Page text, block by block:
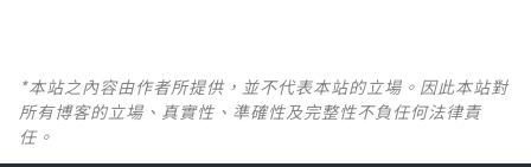
*本站之內容由作者所提供，並不代表本站的立場。因此本站對
所有博客的立場、真實性、準確性及完整性不負任何法律責
任。